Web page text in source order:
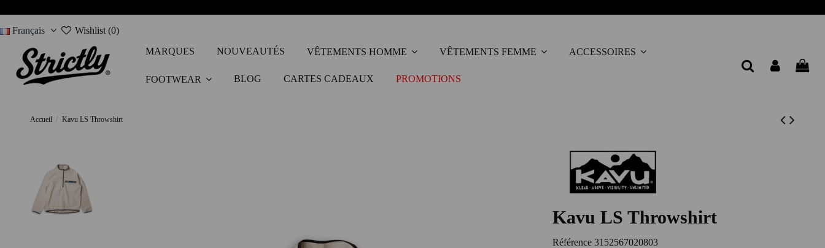
Français Wishlist (0)
MARQUES
NOUVEAUTÉS VÊTEMENTS HOMME VÊTEMENTS FEMME ACCESSOIRES
FOOTWEAR BLOG CARTES CADEAUX PROMOTIONS
Accueil Kavu LS Throwshirt
Kavu LS Throwshirt
Référence 3152567020803